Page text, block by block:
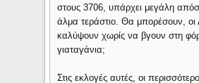
στους 3706, υπάρχει μεγάλη
άλμα τεράστιο. Θα μπορέσουν, οι
καλύψουν χωρίς να βγουν στη
γιαταγάνια;
Στις εκλογές αυτές, οι